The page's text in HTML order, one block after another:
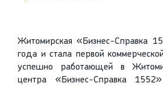
Житомирская «Бизнес-Справка
года и стала первой
успешно работающей в
центра «Бизнес-Справка